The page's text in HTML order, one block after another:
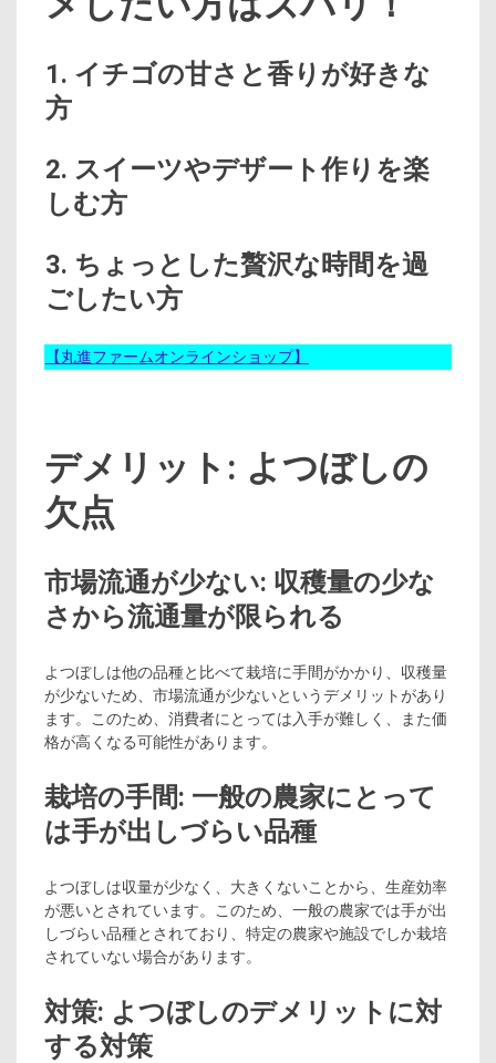
1. イチゴの甘さと香りが好きな
方
2. スイーツやデザート作りを楽
しむ方
3. ちょっとした贅沢な時間を過
ごしたい方
【丸進ファームオンラインショップ】
デメリット: よつぼしの
欠点
市場流通が少ない: 収穫量の少な
さから流通量が限られる
よつぼしは他の品種と比べて栽培に手間がかかり、収穫量
が少ないため、市場流通が少ないというデメリットがあり
ます。このため、消費者にとっては入手が難しく、また価
格が高くなる可能性があります。
栽培の手間: 一般の農家にとって
は手が出しづらい品種
よつぼしは収量が少なく、大きくないことから、生産効率
が悪いとされています。このため、一般の農家では手が出
しづらい品種とされており、特定の農家や施設でしか栽培
されていない場合があります。
対策: よつぼしのデメリットに対
する対策